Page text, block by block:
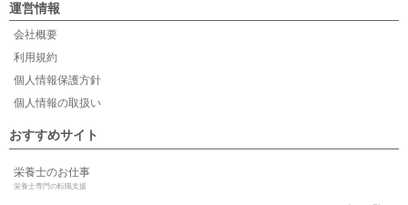
運営情報
会社概要
利用規約
個人情報保護方針
個人情報の取扱い
おすすめサイト
栄養士のお仕事
栄養士専門の転職支援